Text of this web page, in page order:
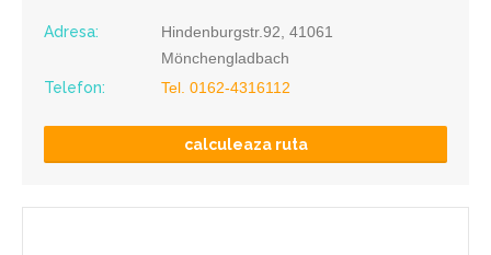
Adresa:
Hindenburgstr.92, 41061
Mönchengladbach
Telefon:
Tel. 0162-4316112
calculeaza ruta